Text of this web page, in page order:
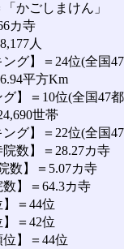
かごしまけん」
カ寺
人
グ】＝24位(全国
平方Km
】＝10位(全国47
世帯
グ】＝22位(全国
数】＝28.27カ寺
数】＝5.07カ寺
数】＝64.3カ寺
】＝44位
】＝42位
位】＝44位